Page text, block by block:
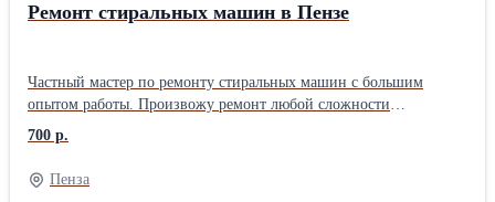
Ремонт стиральных машин в Пензе
Частный мастер по ремонту стиральных машин с большим
опытом работы. Произвожу ремонт любой сложности
стиральных машин автомат любых производителей на дому,
либо можете привезти в мастерскую. Работаю без посредников,
поэтому цены ниже чем у фирм. Использую качественные
запчасти, даю гарантию до 2-ух лет на работу и запчасти.
700 р.
Пенза